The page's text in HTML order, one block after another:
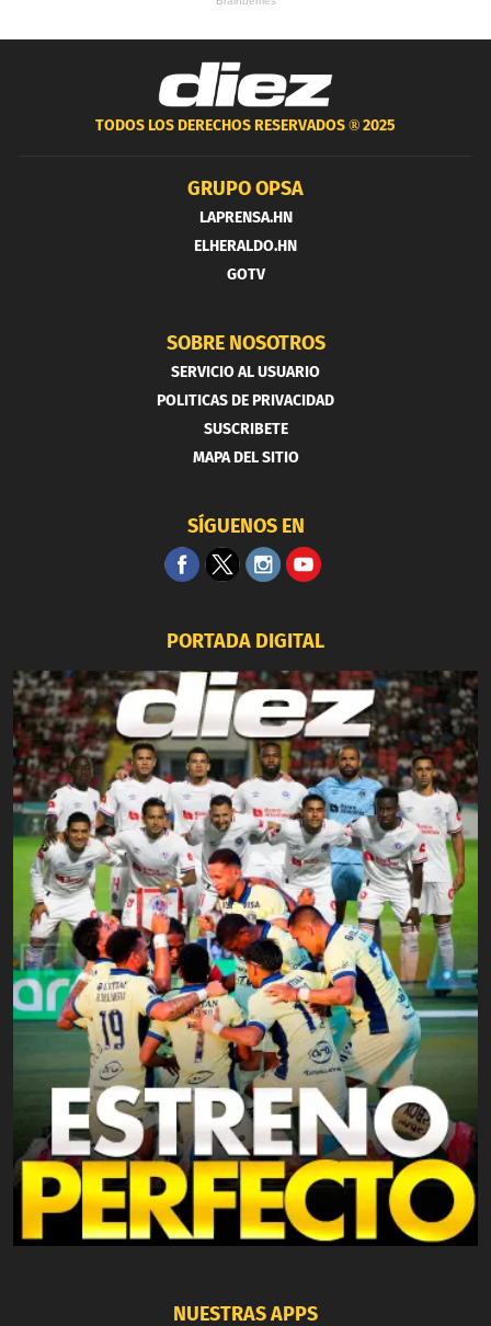
TODOS LOS DERECHOS RESERVADOS ®2025
GRUPO OPSA
LAPRENSA.HN
ELHERALDO.HN
GOTV
SOBRE NOSOTROS
SERVICIO AL USUARIO
POLITICAS DE PRIVACIDAD
SUSCRIBETE
MAPA DEL SITIO
SÍGUENOS EN
PORTADA DIGITAL
NUESTRAS APPS